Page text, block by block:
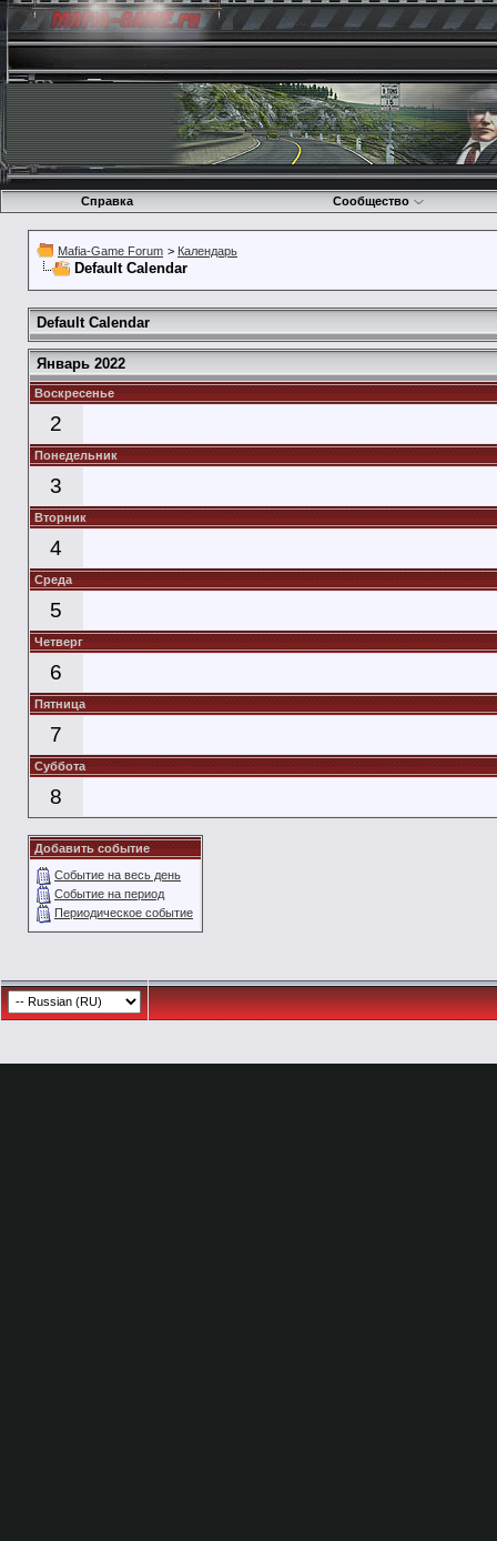
Справка Сообщество
Mafia-Game Forum > Календарь
Default Calendar
Default Calendar
Январь 2022
Воскресенье
2
Понедельник
3
Вторник
4
Среда
5
Четверг
6
Пятница
7
Суббота
8
Добавить событие
Событие на весь день
Событие на период
Периодическое событие